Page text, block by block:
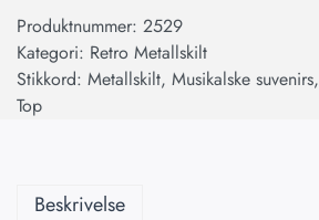
Produktnummer: 2529
Kategori: Retro Metallskilt
Stikkord: Metallskilt, Musikalske suvenirs,
Top
Beskrivelse